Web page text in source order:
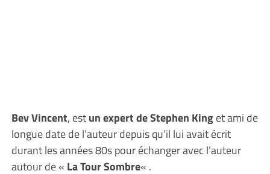
Bev Vincent, estun expert de Stephen Kinget ami de
longue date de l’auteur depuis qu’il lui avait écrit
durant les années 80s pour échanger avec l’auteur
autour de « La Tour Sombre« .